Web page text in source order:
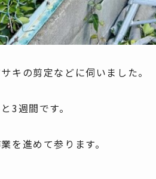
キの剪定などに伺いました。
3週間です。
を進めて参ります。